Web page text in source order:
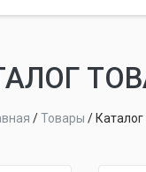
/Товары /